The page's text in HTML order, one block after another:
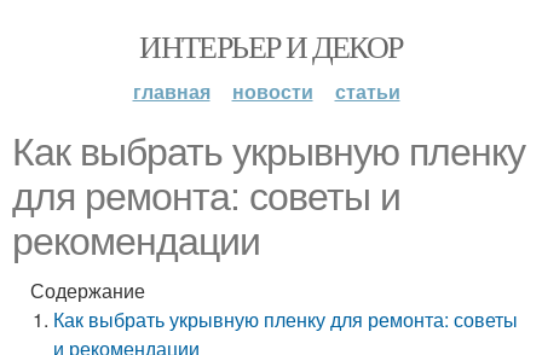
ИНТЕРЬЕР И ДЕКОР
главная новости статьи
Как выбрать укрывную пленку
для ремонта: советы и
рекомендации
Содержание
Как выбрать укрывную пленку для ремонта: советы
и рекомендации